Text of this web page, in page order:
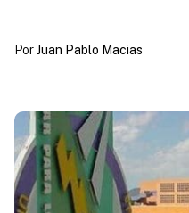
PorJuan Pablo Macias